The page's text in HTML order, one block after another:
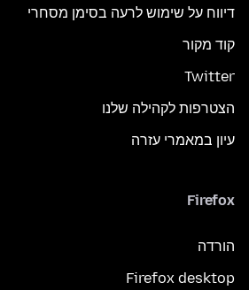
דיווח על שימוש לרעה בסימן מסחרי
קוד מקור
Twitter
הצטרפות לקהילה שלנו
עיון במאמרי עזרה
Firefox
הורדה
Firefox desktop